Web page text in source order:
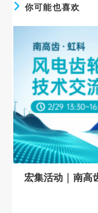
你可能也喜欢
宏集活动 | 南高